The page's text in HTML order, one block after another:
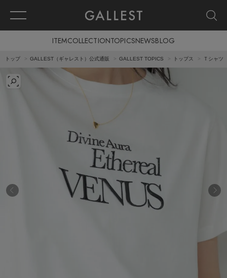
ITEMCOLLECTIONTOPICSNEWSBLOG
トップ GALLEST（ギャレスト）公式通販 GALLEST TOPICS トップス Ｔシャツ